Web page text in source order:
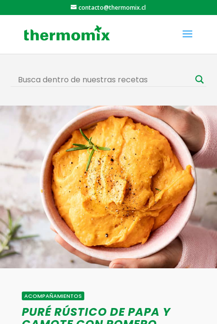
contacto@thermomix.cl
ACOMPAÑAMIENTOS
PURÉ RÚSTICO DE PAPA Y